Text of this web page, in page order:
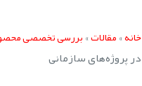
خانه»مقالات»بررسی تخصصی
در پروژه‌های سازمانی